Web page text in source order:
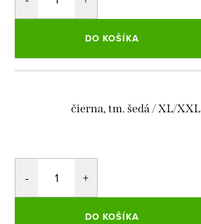
DO KOŠÍKA
čierna, tm. šedá / XL/XXL
DO KOŠÍKA